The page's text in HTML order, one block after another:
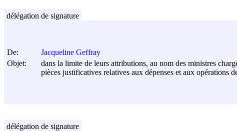
De:
Jacqueline Geffray
Objet:
dans la limite de leurs attributions, au nom des ministres
pièces justificatives relatives aux dépenses et aux opérations
délégation de signature
délégation de signature